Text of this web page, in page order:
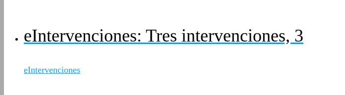
eIntervenciones: Tres intervenciones, 3
eIntervenciones